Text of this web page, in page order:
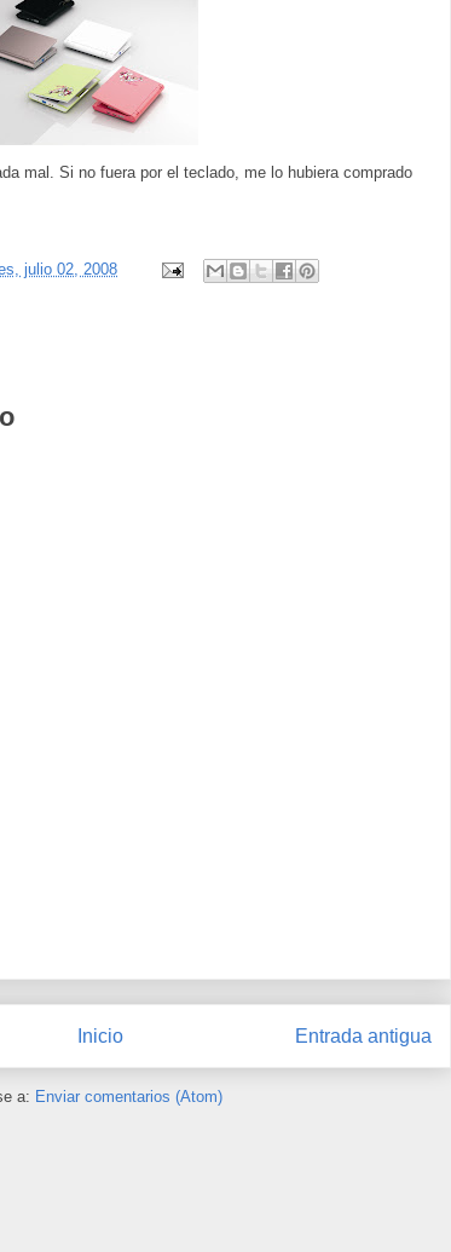
mal. Si no fuera por el teclado, me lo hubiera comprado
julio 02, 2008
Entrada antigua
Inicio
a: Enviar comentarios (Atom)